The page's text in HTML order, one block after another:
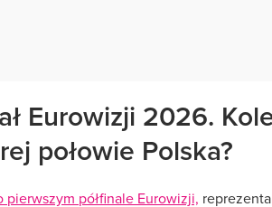
Eurowizji 2026.
połowie Polska?
pierwszym półfinale Eurowizji,